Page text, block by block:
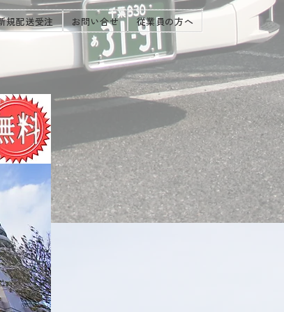
規配送受注 お問い合せ 従業員の方へ